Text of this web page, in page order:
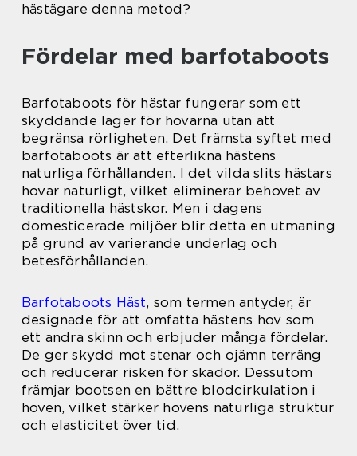
hästägare denna metod?
Fördelar med barfotaboots
Barfotaboots för hästar fungerar som ett
skyddande lager för hovarna utan att
begränsa rörligheten. Det främsta syftet med
barfotaboots är att efterlikna hästens
naturliga förhållanden. I det vilda slits hästars
hovar naturligt, vilket eliminerar behovet av
traditionella hästskor. Men i dagens
domesticerade miljöer blir detta en utmaning
på grund av varierande underlag och
betesförhållanden.
Barfotaboots Häst, som termen antyder, är
designade för att omfatta hästens hov som
ett andra skinn och erbjuder många fördelar.
De ger skydd mot stenar och ojämn terräng
och reducerar risken för skador. Dessutom
främjar bootsen en bättre blodcirkulation i
hoven, vilket stärker hovens naturliga struktur
och elasticitet över tid.